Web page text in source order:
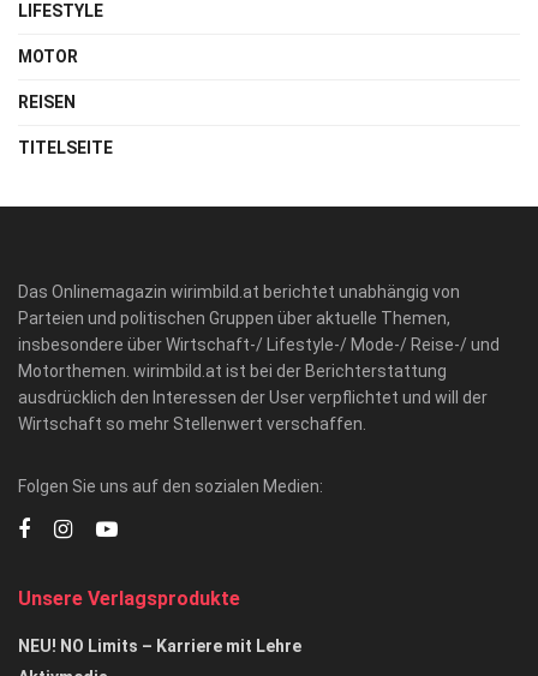
LIFESTYLE
MOTOR
REISEN
TITELSEITE
Das Onlinemagazin wirimbild.at berichtet unabhängig von
Parteien und politischen Gruppen über aktuelle Themen,
insbesondere über Wirtschaft-/ Lifestyle-/ Mode-/ Reise-/ und
Motorthemen. wirimbild.at ist bei der Berichterstattung
ausdrücklich den Interessen der User verpflichtet und will der
Wirtschaft so mehr Stellenwert verschaffen.
Folgen Sie uns auf den sozialen Medien:
Unsere Verlagsprodukte
NEU! NO Limits – Karriere mit Lehre